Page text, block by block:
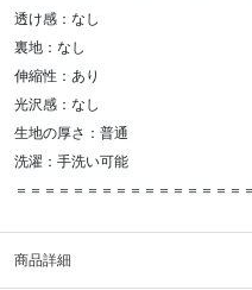
透け感：なし
裏地：なし
伸縮性：あり
光沢感：なし
生地の厚さ：普通
洗濯：手洗い可能
＝＝＝＝＝＝＝＝＝＝＝＝＝＝＝＝
商品詳細